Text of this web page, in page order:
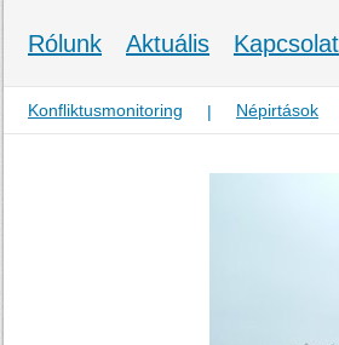
Rólunk Aktuális Kapcsolat
Konfliktusmonitoring | Népirtások